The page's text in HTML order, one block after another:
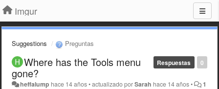
Imgur
Suggestions Preguntas
0
Respuestas
Where has the Tools menu
gone?
heffalump hace 14 años•actualizado porSarah hace 14 años• 1